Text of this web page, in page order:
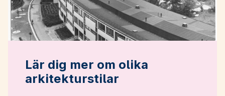
Lär dig mer om olika
arkitekturstilar